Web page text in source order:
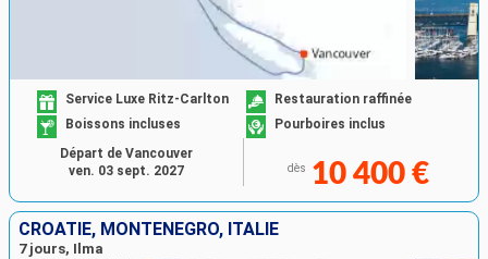
Service Luxe Ritz-Carlton
Restauration raffinée
Boissons incluses
Pourboires inclus
dès 10 400 €
Départ de Vancouver
ven. 03 sept. 2027
CROATIE, MONTÉNÉGRO, ITALIE
7 jours, Ilma